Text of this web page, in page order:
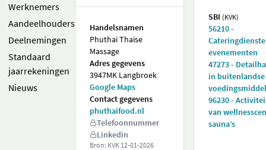
Werknemers
Aandeelhouders
Deelnemingen
Standaard
jaarrekeningen
Nieuws
Handelsnamen
Phuthai Thaise
Massage
Adres gegevens
3947MK Langbroek
Google Maps
Contact gegevens
phuthaifood.nl
Telefoonnummer
Linkedin
Bron: KVK 12-01-2026
SBI (KVK)
56210 -
evenementen
47273 -
in buitenlandse
96230 -
van
sauna’s